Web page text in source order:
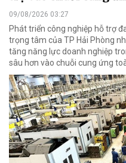
09/08/2026 03:27
Phát triển công nghiệp hỗ trợ
trọng tâm của TP Hải Phòng
tăng năng lực doanh nghiệp
sâu hơn vào chuỗi cung ứng